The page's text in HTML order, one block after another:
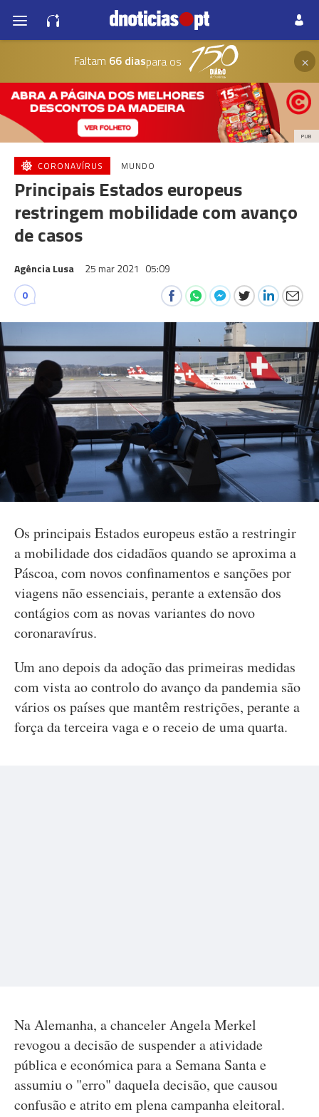
Faltam 66 diaspara os ×
PUB
CORONAVÍRUS MUNDO
Principais Estados europeus
restringem mobilidade com avanço
de casos
Agência Lusa 25 mar 2021 05:09
0
Os principais Estados europeus estão a restringir
a mobilidade dos cidadãos quando se aproxima a
Páscoa, com novos confinamentos e sanções por
viagens não essenciais, perante a extensão dos
contágios com as novas variantes do novo
coronaravírus.
Um ano depois da adoção das primeiras medidas
com vista ao controlo do avanço da pandemia são
vários os países que mantêm restrições, perante a
força da terceira vaga e o receio de uma quarta.
Na Alemanha, a chanceler Angela Merkel
revogou a decisão de suspender a atividade
pública e económica para a Semana Santa e
assumiu o "erro" daquela decisão, que causou
confusão e atrito em plena campanha eleitoral.